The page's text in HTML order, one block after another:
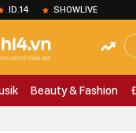
ID.14 SHOWLIVE
Beauty & Fashion